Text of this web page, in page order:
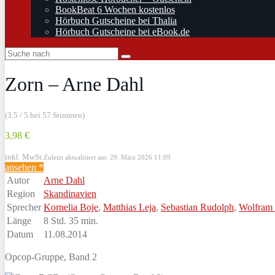
BookBeat 6 Wochen kostenlos
Hörbuch Gutscheine bei Thalia
Hörbuch Gutscheine bei eBook.de
Zorn – Arne Dahl
(3.5 / 5 bei 57 Stimmen)
3,98 €
inkl. MwSt. Zuletzt aktualisiert am: 29. März 2026 11:09
ansehen *
Autor
Arne Dahl
Region
Skandinavien
Sprecher Kornelia Boje, Matthias Leja, Sebastian Rudolph,
Länge
8 Std. 35 min.
Datum
11.08.2014
Opcop-Gruppe, Band 2